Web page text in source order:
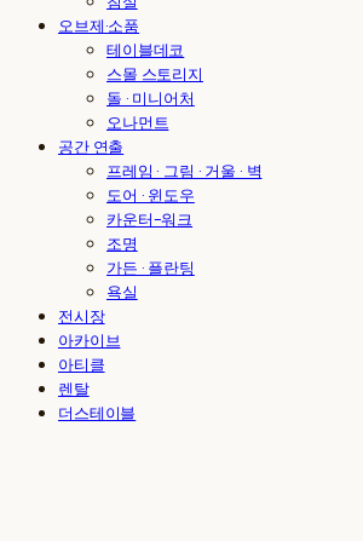
오브제·소품
테이블데코
스몰 스토리지
돌 · 미니어처
오나먼트
공간 연출
프레임 · 그림 · 거울 · 벽
도어 · 윈도우
카운터-워크
조명
가든 · 플란팅
욕실
전시장
아카이브
아티클
렌탈
더스테이블